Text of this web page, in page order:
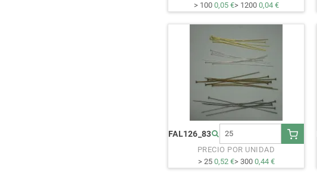
> 100 0,05 €> 1200 0,04 €
FAL126_83
PRECIO POR UNIDAD
> 25 0,52 €> 300 0,44 €